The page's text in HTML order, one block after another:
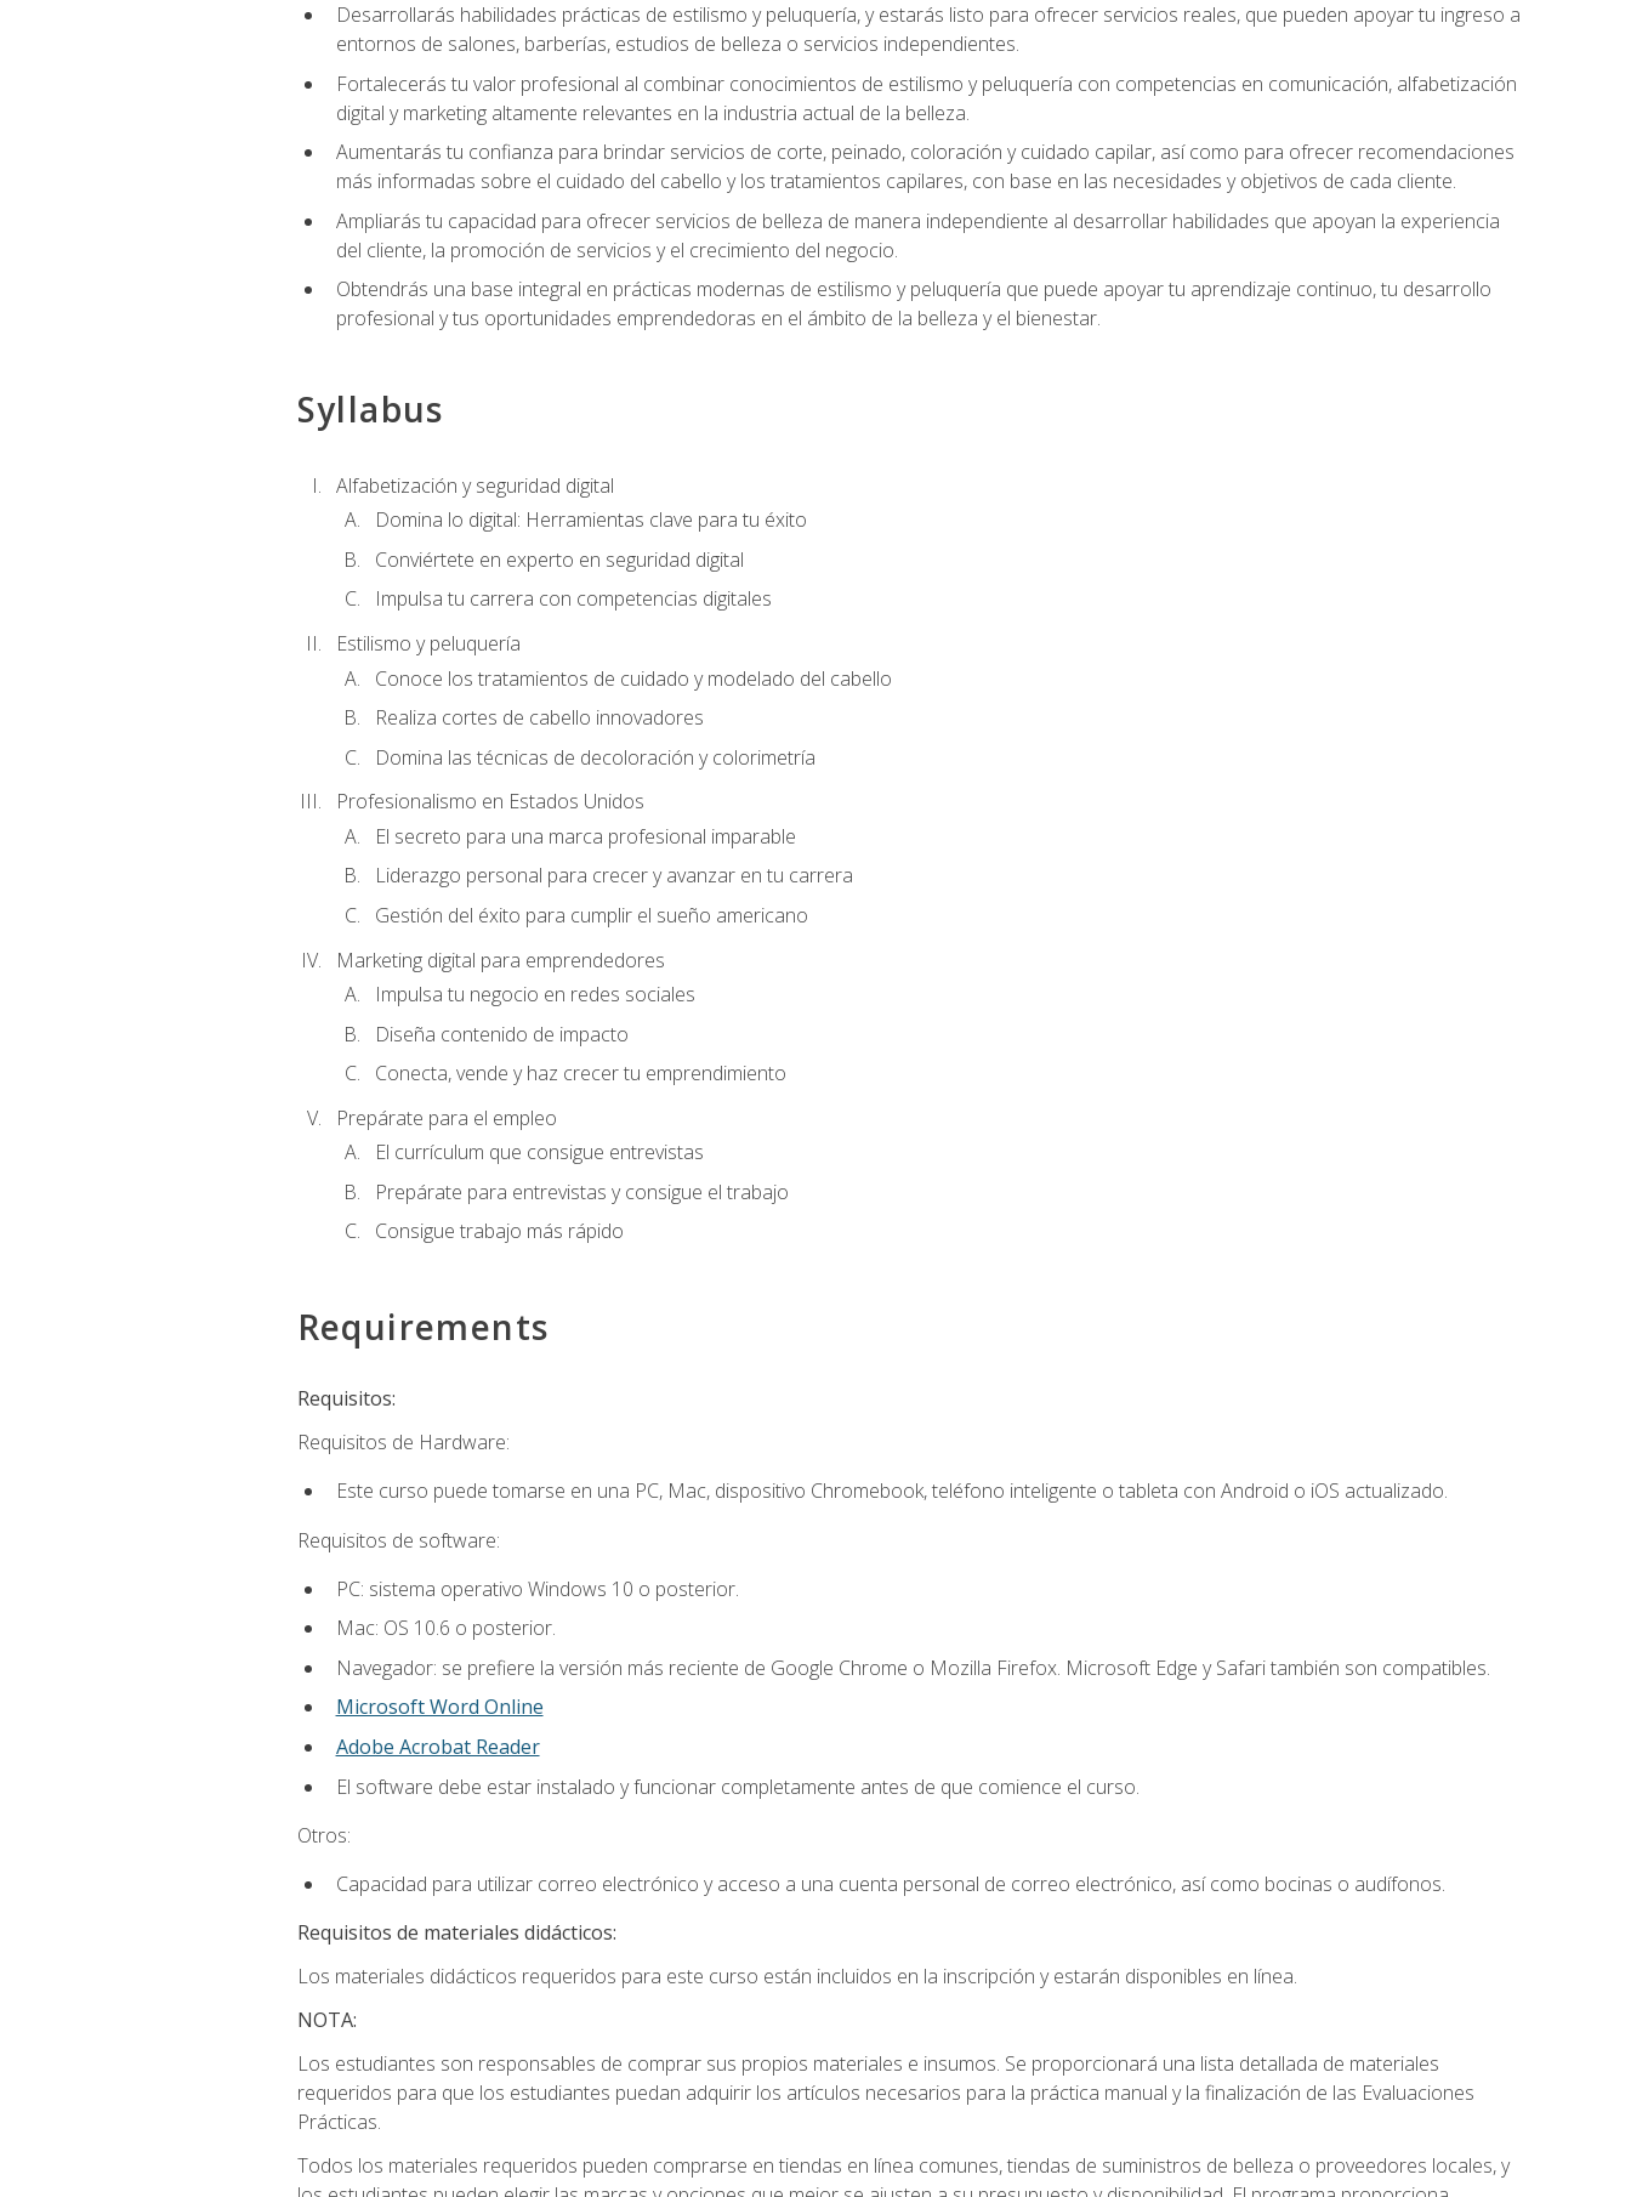
Desarrollarás habilidades prácticas de estilismo y peluquería, y estarás listo para ofrecer servicios reales, que pueden apoyar tu ingreso a
entornos de salones, barberías, estudios de belleza o servicios independientes.
Fortalecerás tu valor profesional al combinar conocimientos de estilismo y peluquería con competencias en comunicación, alfabetización
digital y marketing altamente relevantes en la industria actual de la belleza.
Aumentarás tu confianza para brindar servicios de corte, peinado, coloración y cuidado capilar, así como para ofrecer recomendaciones
más informadas sobre el cuidado del cabello y los tratamientos capilares, con base en las necesidades y objetivos de cada cliente.
Ampliarás tu capacidad para ofrecer servicios de belleza de manera independiente al desarrollar habilidades que apoyan la experiencia
del cliente, la promoción de servicios y el crecimiento del negocio.
Obtendrás una base integral en prácticas modernas de estilismo y peluquería que puede apoyar tu aprendizaje continuo, tu desarrollo
profesional y tus oportunidades emprendedoras en el ámbito de la belleza y el bienestar.
Syllabus
Alfabetización y seguridad digital
Domina lo digital: Herramientas clave para tu éxito
Conviértete en experto en seguridad digital
Impulsa tu carrera con competencias digitales
Estilismo y peluquería
Conoce los tratamientos de cuidado y modelado del cabello
Realiza cortes de cabello innovadores
Domina las técnicas de decoloración y colorimetría
Profesionalismo en Estados Unidos
El secreto para una marca profesional imparable
Liderazgo personal para crecer y avanzar en tu carrera
Gestión del éxito para cumplir el sueño americano
Marketing digital para emprendedores
Impulsa tu negocio en redes sociales
Diseña contenido de impacto
Conecta, vende y haz crecer tu emprendimiento
Prepárate para el empleo
El currículum que consigue entrevistas
Prepárate para entrevistas y consigue el trabajo
Consigue trabajo más rápido
Requirements
Requisitos:
Requisitos de Hardware:
Este curso puede tomarse en una PC, Mac, dispositivo Chromebook, teléfono inteligente o tableta con Android o iOS actualizado.
Requisitos de software:
PC: sistema operativo Windows 10 o posterior.
Mac: OS 10.6 o posterior.
Navegador: se prefiere la versión más reciente de Google Chrome o Mozilla Firefox. Microsoft Edge y Safari también son compatibles.
Microsoft Word Online
Adobe Acrobat Reader
El software debe estar instalado y funcionar completamente antes de que comience el curso.
Otros:
Capacidad para utilizar correo electrónico y acceso a una cuenta personal de correo electrónico, así como bocinas o audífonos.
Requisitos de materiales didácticos:
Los materiales didácticos requeridos para este curso están incluidos en la inscripción y estarán disponibles en línea.
NOTA:
Los estudiantes son responsables de comprar sus propios materiales e insumos. Se proporcionará una lista detallada de materiales
requeridos para que los estudiantes puedan adquirir los artículos necesarios para la práctica manual y la finalización de las Evaluaciones
Prácticas.
Todos los materiales requeridos pueden comprarse en tiendas en línea comunes, tiendas de suministros de belleza o proveedores locales, y